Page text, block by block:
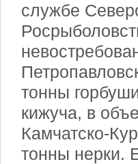
службе
тонны
кижуча, в
Камчатско-
тонны нерки.